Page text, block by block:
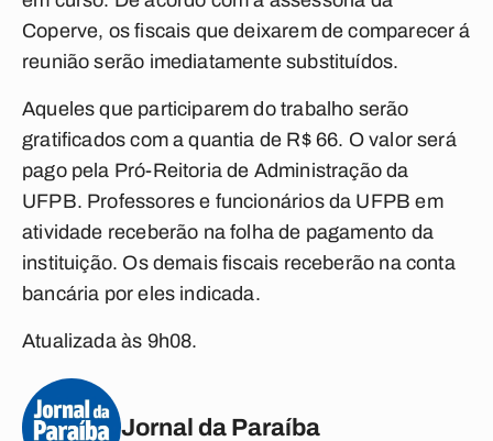
Coperve, os fiscais que deixarem de comparecer á
reunião serão imediatamente substituídos.
Aqueles que participarem do trabalho serão
gratificados com a quantia de R$ 66. O valor será
pago pela Pró-Reitoria de Administração da
UFPB. Professores e funcionários da UFPB em
atividade receberão na folha de pagamento da
instituição. Os demais fiscais receberão na conta
bancária por eles indicada.
Atualizada às 9h08.
Jornal da Paraíba